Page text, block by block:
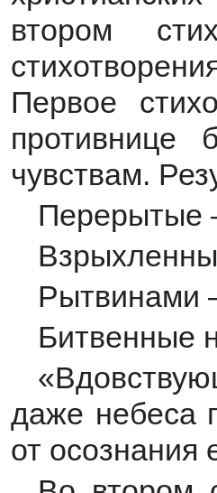
втором
Первое
противнице
чувствам.
Перерытые
Рытвинами
даже небеса
от осознания